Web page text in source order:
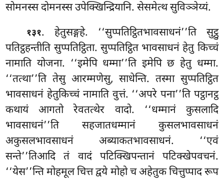
सोमनस्स दोमनस्स उपेक्खिन्द्रियानि. सेसमेत्थ सुविञ्ञेय्यं.
१३१. हेतुसङ्गहे. ‘‘सुप्पतिट्ठितभावसाधनं’’ति सुट्ठु
पतिट्ठहन्तीति सुप्पतिट्ठिता. सुप्पतिट्ठित भावसाधनं हेतु किच्चं
नामाति योजना. ‘‘इमेपि धम्मा’’ति इमेपि छ हेतु धम्मा.
‘‘तत्था’’ति तेसु आरम्मणेसु, साधेन्ति. तस्मा सुप्पतिट्ठित
भावसाधनं हेतुकिच्चं नामाति वुत्तं. ‘‘अपरे पना’’ति पट्ठानट्ठ
कथायंआगतो रेवतत्थेर वादो. ‘‘धम्मानं कुसलादि
भावसाधनं’’ति सहजातधम्मानं कुसलभावसाधनं
अकुसलभावसाधनं अब्याकतभावसाधनं. ‘‘एवं
सन्ते’’तिआदि तं वादं पटिक्खिपन्तानं पटिक्खेपवचनं.
‘‘येस’’न्ति मोहमूल चित्त द्वये मोहो च अहेतुक चित्तुप्पाद रूप